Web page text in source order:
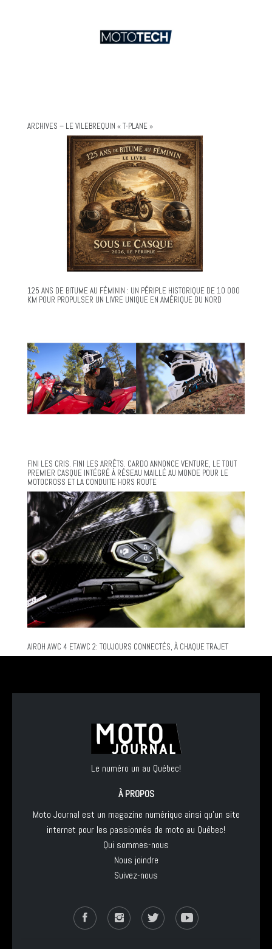
ARCHIVES – LE VILEBREQUIN « T-PLANE »
125 ANS DE BITUME AU FÉMININ : UN PÉRIPLE HISTORIQUE DE 10 000
KM POUR PROPULSER UN LIVRE UNIQUE EN AMÉRIQUE DU NORD
FINI LES CRIS. FINI LES ARRÊTS. CARDO ANNONCE VENTURE, LE TOUT
PREMIER CASQUE INTÉGRÉ À RÉSEAU MAILLÉ AU MONDE POUR LE
MOTOCROSS ET LA CONDUITE HORS ROUTE
AIROH AWC 4 ETAWC 2: TOUJOURS CONNECTÉS, À CHAQUE TRAJET
Le numéro un au Québec!
À PROPOS
Moto Journal est un magazine numérique ainsi qu'un site
internet pour les passionnés de moto au Québec!
Qui sommes-nous
Nous joindre
Suivez-nous